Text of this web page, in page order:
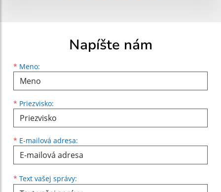
Napíšte nám
* Meno:
Meno
* Priezvisko:
Priezvisko
* E-mailová adresa:
E-mailová adresa
* Text vašej správy: